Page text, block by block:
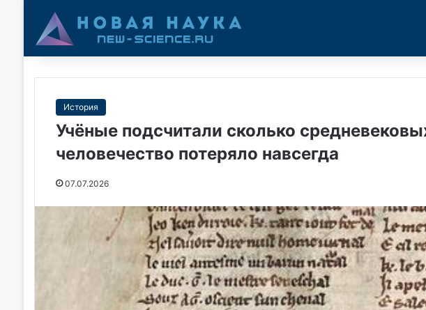
История
Учёные подсчитали сколько
человечество потеряло навсегда
07.07.2026